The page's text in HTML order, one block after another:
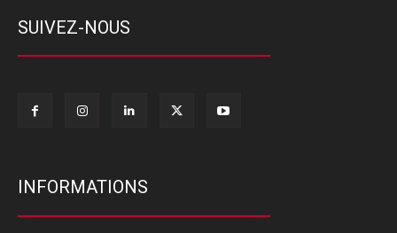
SUIVEZ-NOUS
INFORMATIONS